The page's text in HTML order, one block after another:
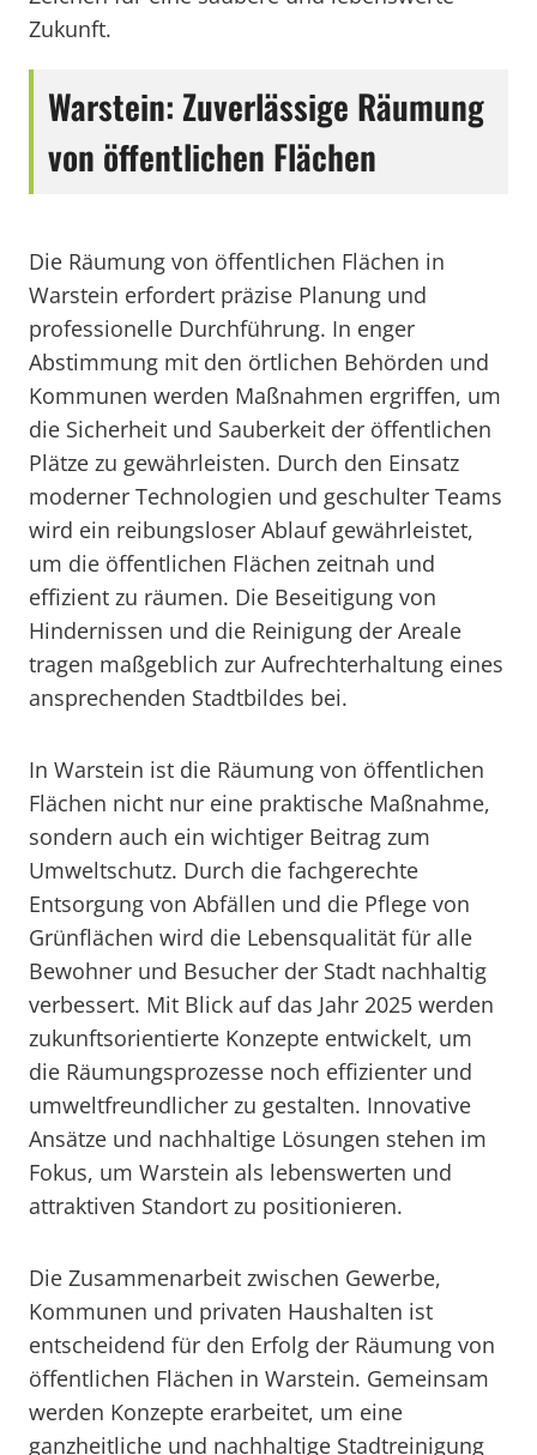
Zukunft.
Warstein: Zuverlässige Räumung
von öffentlichen Flächen
Die Räumung von öffentlichen Flächen in
Warstein erfordert präzise Planung und
professionelle Durchführung. In enger
Abstimmung mit den örtlichen Behörden und
Kommunen werden Maßnahmen ergriffen, um
die Sicherheit und Sauberkeit der öffentlichen
Plätze zu gewährleisten. Durch den Einsatz
moderner Technologien und geschulter Teams
wird ein reibungsloser Ablauf gewährleistet,
um die öffentlichen Flächen zeitnah und
effizient zu räumen. Die Beseitigung von
Hindernissen und die Reinigung der Areale
tragen maßgeblich zur Aufrechterhaltung eines
ansprechenden Stadtbildes bei.
In Warstein ist die Räumung von öffentlichen
Flächen nicht nur eine praktische Maßnahme,
sondern auch ein wichtiger Beitrag zum
Umweltschutz. Durch die fachgerechte
Entsorgung von Abfällen und die Pflege von
Grünflächen wird die Lebensqualität für alle
Bewohner und Besucher der Stadt nachhaltig
verbessert. Mit Blick auf das Jahr 2025 werden
zukunftsorientierte Konzepte entwickelt, um
die Räumungsprozesse noch effizienter und
umweltfreundlicher zu gestalten. Innovative
Ansätze und nachhaltige Lösungen stehen im
Fokus, um Warstein als lebenswerten und
attraktiven Standort zu positionieren.
Die Zusammenarbeit zwischen Gewerbe,
Kommunen und privaten Haushalten ist
entscheidend für den Erfolg der Räumung von
öffentlichen Flächen in Warstein. Gemeinsam
werden Konzepte erarbeitet, um eine
ganzheitliche und nachhaltige Stadtreinigung